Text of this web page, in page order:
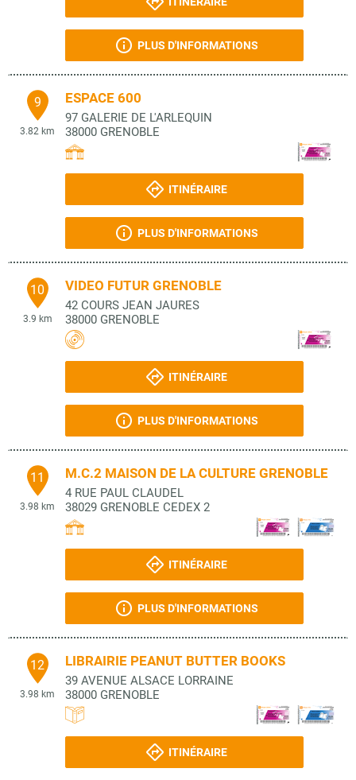
PLUS D'INFORMATIONS
9
3.82 km
ESPACE 600
97 GALERIE DE L'ARLEQUIN
38000 GRENOBLE
ITINÉRAIRE
PLUS D'INFORMATIONS
10
3.9 km
VIDEO FUTUR GRENOBLE
42 COURS JEAN JAURES
38000 GRENOBLE
ITINÉRAIRE
PLUS D'INFORMATIONS
11
3.98 km
M.C.2 MAISON DE LA CULTURE GRENOBLE
4 RUE PAUL CLAUDEL
38029 GRENOBLE CEDEX 2
ITINÉRAIRE
PLUS D'INFORMATIONS
12
3.98 km
LIBRAIRIE PEANUT BUTTER BOOKS
39 AVENUE ALSACE LORRAINE
38000 GRENOBLE
ITINÉRAIRE